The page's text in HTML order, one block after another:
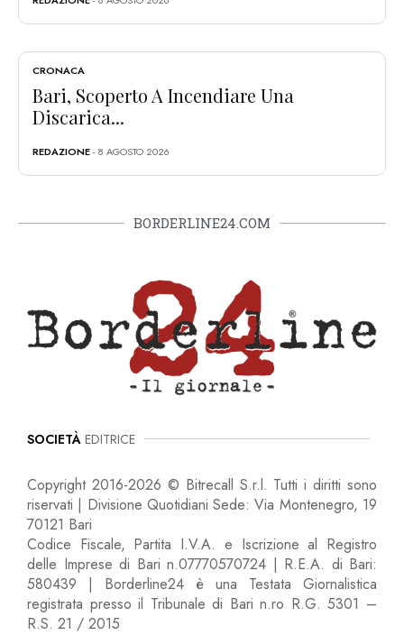
CRONACA
Bari, Scoperto A Incendiare Una
Discarica...
REDAZIONE- 8 AGOSTO 2026
BORDERLINE24.COM
SOCIETÀ EDITRICE
Copyright 2016-2026 © Bitrecall S.r.l. Tutti i diritti sono
riservati | Divisione Quotidiani Sede: Via Montenegro, 19
70121 Bari
Codice Fiscale, Partita I.V.A. e Iscrizione al Registro
delle Imprese di Bari n.07770570724 | R.E.A. di Bari:
580439 | Borderline24 è una Testata Giornalistica
registrata presso il Tribunale di Bari n.ro R.G. 5301 –
R.S. 21 / 2015